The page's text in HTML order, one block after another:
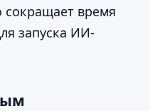
сокращает время
запуска ИИ-